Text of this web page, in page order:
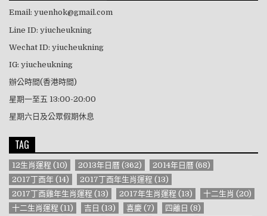
Email: yuenhok@gmail.com
Line ID: yiucheukning
Wechat ID: yiucheukning
IG: yiucheukning
辦公時間(香港時間)
星期一至五 13:00-20:00
星期六日及公眾假期休息
TAG
12生肖運程 (10) 2013年日曆 (362) 2014年日曆 (68)
2017丁酉年 (14) 2017丁酉年生肖運程 (13)
2017丁酉雞年生肖運程 (13) 2017年生肖運程 (13) 十二生肖 (20)
十二生肖運程 (11) 吉日 (13) 喜慶 (7) 四離日 (8)